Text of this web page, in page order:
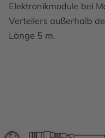
Elektronikmodule bei
Verteilers außerhalb
Länge 5 m.